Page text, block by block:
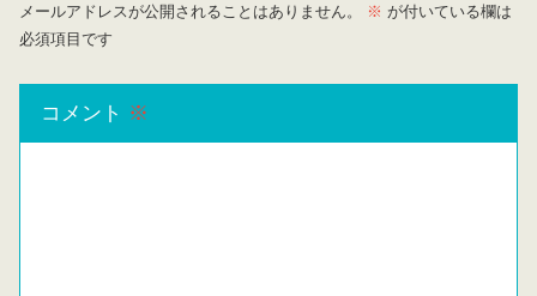
メールアドレスが公開されることはありません。 ※ が付いている欄は
必須項目です
コメント ※